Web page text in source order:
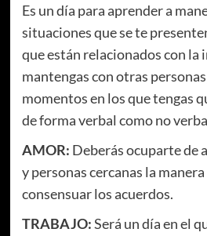
Es un día para aprender a
situaciones que se te
que están relacionados con la
mantengas con otras
momentos en los que tengas
de forma verbal como no
AMOR: Deberás ocuparte de
y personas cercanas la
consensuar los acuerdos.
TRABAJO:Será un día en el